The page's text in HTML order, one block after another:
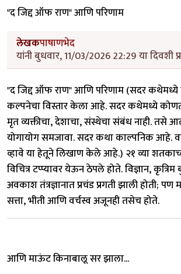
"द जिद्द ऑफ राण" आणि परिणाम
लेखकपाषाणभेद
यांनी बुधवार, 11/03/2026 22:29 या दिवशी
"द जिद्द ऑफ राण" आणि परिणाम (सदर कथेमध्ये
कल्पनेचा विस्तार केला आहे. सदर कथेमध्ये
मृत व्यक्तीचा, देशाचा, संस्थेचा संबंध नाही. तसे
योगायोग समजावा. सदर कथा काल्पनिक आहे.
व्हावे या हेतूने लिखाण केले आहे.) २१ व्या
विचित्र टप्प्यावर येऊन ठेपले होते. विज्ञान, कृत्रिम
अवकाश तंत्रज्ञानात प्रचंड प्रगती झाली होती;
सत्ता, भीती आणि वर्चस्व अजूनही तसेच होते.
आणि माऊंट किनाबालू सर झाला...